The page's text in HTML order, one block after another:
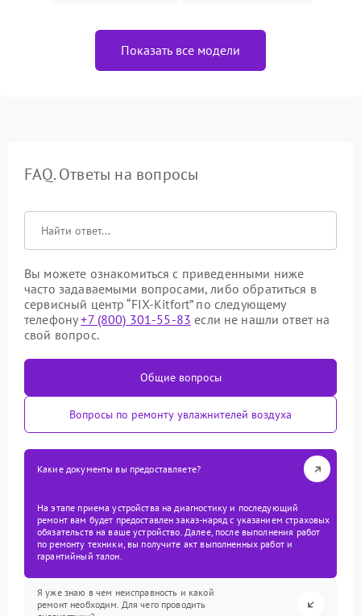
Показать все модели
FAQ. Ответы на вопросы
Вы можете ознакомиться с приведенными ниже
часто задаваемыми вопросами, либо обратиться в
сервисный центр “FIX-Kitfort” по следующему
телефону+7 (800) 301-55-83 если не нашли ответ на
свой вопрос.
Общие вопросы
Вопросы по ремонту увлажнителей воздуха
Какие документы вы предоставляете?
На этапе приема устройства на диагностику и последующий
ремонт вам будет предоставлен заказ-наряд с указанием страховых
обязательств на ваше устройство. Далее, после выполнения работ
по ремонту техники, вы получите акт выполненных работ и
гарантийный талон.
Я уже знаю в чем неисправность и какой
ремонт необходим. Для чего проводить